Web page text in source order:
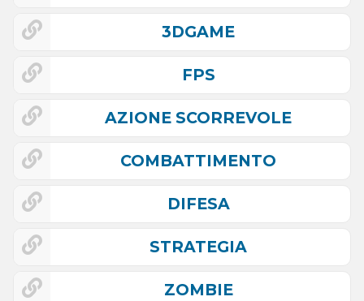
3DGAME
FPS
AZIONE SCORREVOLE
COMBATTIMENTO
DIFESA
STRATEGIA
ZOMBIE